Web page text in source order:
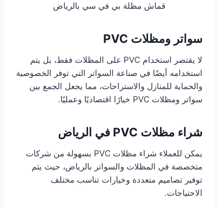
قماش مظلة بي في سي بالرياض
سواتر ومظلات PVC
لا يقتصر استخدام PVC على المظلات فقط، بل يتم
استخدامه أيضًا في صناعة السواتر التي توفر الخصوصية
والحماية للمنازل والاستراحات، مما يجعل الجمع بين
سواتر ومظلات PVC خيارًا اقتصاديًا وعمليًا.
شراء مظلات PVC في الرياض
يمكن للعملاء شراء مظلات PVC بسهولة من شركات
متخصصة في المظلات والسواتر بالرياض، حيث يتم
توفير تصاميم متعددة وخيارات تناسب مختلف
الاحتياجات.